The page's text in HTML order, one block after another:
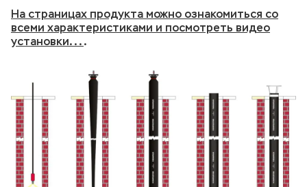
На страницах продукта можно ознакомиться со
всеми характеристиками и посмотреть видео
установки
.